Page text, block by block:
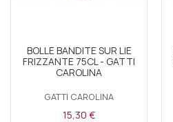
BOLLE BANDITE SUR LIE
FRIZZANTE 75CL - GATTI
CAROLINA
GATTI CAROLINA
15,30 €